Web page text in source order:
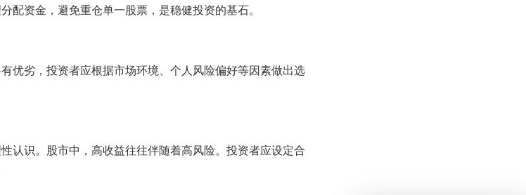
配资金，避免重仓单一股票，是稳健投资的基石。
优劣，投资者应根据市场环境、个人风险偏好等因素做出选
认识。股市中，高收益往往伴随着高风险。投资者应设定合